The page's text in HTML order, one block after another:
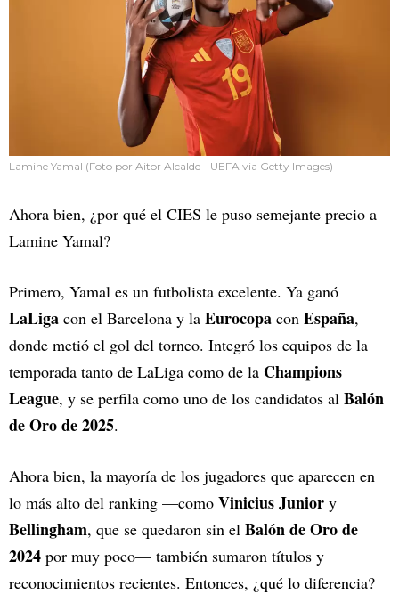
Lamine Yamal (Foto por Aitor Alcalde - UEFA via Getty Images)
Ahora bien, ¿por qué el CIES le puso semejante precio a
Lamine Yamal?
Primero, Yamal es un futbolista excelente. Ya ganó
LaLiga con el Barcelona y la Eurocopa con España,
donde metió el gol del torneo. Integró los equipos de la
temporada tanto de LaLiga como de la Champions
League, y se perfila como uno de los candidatos al Balón
de Oro de 2025.
Ahora bien, la mayoría de los jugadores que aparecen en
lo más alto del ranking —como Vinicius Junior y
Bellingham, que se quedaron sin el Balón de Oro de
2024 por muy poco— también sumaron títulos y
reconocimientos recientes. Entonces, ¿qué lo diferencia?